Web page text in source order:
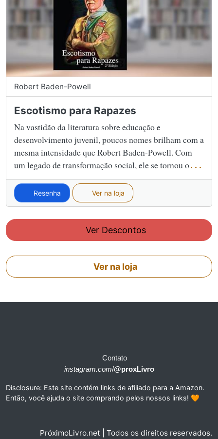
Robert Baden-Powell
Escotismo para Rapazes
Na vastidão da literatura sobre educação e
desenvolvimento juvenil, poucos nomes brilham com a
mesma intensidade que Robert Baden-Powell. Com
um legado de transformação social, ele se tornou o...
Resenha Ver na loja
Ver Descontos
Ver na loja
Contato
instagram.com/@proxLivro
Disclosure: Este site contém links de afiliado para a Amazon.
Então, você ajuda o site comprando pelos nossos links! 🧡
PróximoLivro.net | Todos os direitos reservados.